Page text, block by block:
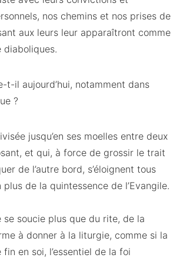
nos chemins et nos prises de
aux leurs leur apparaîtront comme
diaboliques.
t-il aujourd’hui, notamment dans
?
jusqu’en ses moelles entre deux
et qui, à force de grossir le trait
de l’autre bord, s’éloignent tous
de la quintessence de l’Evangile.
se soucie plus que du rite, de la
à donner à la liturgie, comme si la
en soi, l’essentiel de la foi